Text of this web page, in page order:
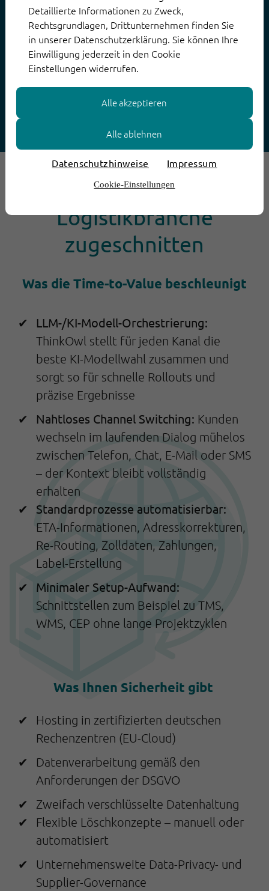
Detaillierte Informationen zu Zweck,
Rechtsgrundlagen, Drittunternehmen finden Sie
in unserer Datenschutzerklärung. Sie können Ihre
Einwilligung jederzeit in den Cookie
Einstellungen widerrufen.
Datenschutzhinweise Impressum
Cookie-Einstellungen
Alle ablehnen
Alle akzeptieren
35 %. Odyssey zählt auch bei der
Bearbeitung von Frachtrechnungen
sehr erfolgreich auf KI. Zeitfressende
manuelle Arbeit bei der
automatisiert.
Speziell auf die
Logistikbranche
zugeschnitten
Was die Time-to-Value beschleunigt
LLM-/KI-Modell-Orchestrierung:
ThinkOwl stellt für jeden Kanal die
beste KI-Modellwahl zusammen und
sorgt so für schnelle Rollouts und
präzise Ergebnisse
Nahtloses Channel Switching: Kunden
wechseln im laufenden Dialog mühelos
zwischen Telefon, Chat, E-Mail oder SMS
– der Kontext bleibt vollständig
erhalten
Standardprozesse automatisierbar:
ETA-Informationen, Adresskorrekturen,
Re-Routing, Zolldaten, Zahlungen,
Label-Erstellung
Minimaler Setup-Aufwand:
Schnittstellen zum Beispiel zu TMS,
WMS, CEP ohne lange Projektzyklen
Was Ihnen Sicherheit gibt
Hosting in zertifizierten deutschen
Rechenzentren (EU-Cloud)
Datenverarbeitung gemäß den
Anforderungen der DSGVO
Zweifach verschlüsselte Datenhaltung
Flexible Löschkonzepte – manuell oder
automatisiert
Unternehmensweite Data-Privacy- und
Supplier-Governance